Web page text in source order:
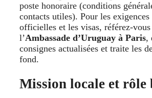
poste honoraire (conditions
contacts utiles). Pour les
officielles et les visas, référez-vous
l’Ambassade d’Uruguay à Paris,
consignes actualisées et traite les
fond.
Mission locale et rôle